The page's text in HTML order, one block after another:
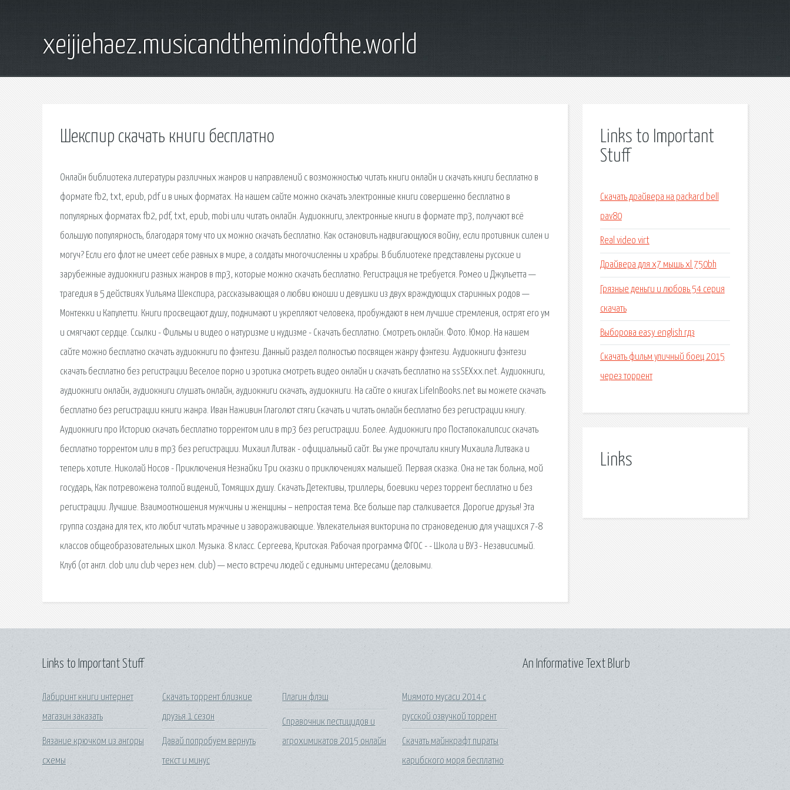
xeijiehaez.musicandthemindofthe.world
Шекспир скачать книги бесплатно
Онлайн библиотека литературы различных жанров и направлений с возможностью читать книги онлайн и скачать книги бесплатно в
формате fb2, txt, epub, pdf и в иных форматах. На нашем сайте можно скачать электронные книги совершенно бесплатно в
популярных форматах fb2, pdf, txt, epub, mobi или читать онлайн. Аудиокниги, электронные книги в формате mp3, получают всё
большую популярность, благодаря тому что их можно скачать бесплатно. Как остановить надвигающуюся войну, если противник силен и
могуч? Если его флот не имеет себе равных в мире, а солдаты многочисленны и храбры. В библиотеке представлены русские и
зарубежные аудиокниги разных жанров в mp3, которые можно скачать бесплатно. Регистрация не требуется. Ромео и Джульетта —
трагедия в 5 действиях Уильяма Шекспира, рассказывающая о любви юноши и девушки из двух враждующих старинных родов —
Монтекки и Капулетти. Книги просвещают душу, поднимают и укрепляют человека, пробуждают в нем лучшие стремления, острят его ум
и смягчают сердце. Ссылки - Фильмы и видео о натуризме и нудизме - Скачать бесплатно. Смотреть онлайн. Фото. Юмор. На нашем
сайте можно бесплатно скачать аудиокниги по фэнтези. Данный раздел полностью посвящен жанру фэнтези. Аудиокниги фэнтези
скачать бесплатно без регистрации Веселое порно и эротика смотреть видео онлайн и скачать бесплатно на ssSEXxx.net. Аудиокниги,
аудиокниги онлайн, аудиокниги слушать онлайн, аудиокниги скачать, аудиокниги. На сайте о книгах LifeInBooks.net вы можете скачать
бесплатно без регистрации книги жанра. Иван Наживин Глаголют стяги Скачать и читать онлайн бесплатно без регистрации книгу.
Аудиокниги про Историю скачать бесплатно торрентом или в mp3 без регистрации. Более. Аудиокниги про Постапокалипсис скачать
бесплатно торрентом или в mp3 без регистрации. Михаил Литвак - официальный сайт. Вы уже прочитали книгу Михаила Литвака и
теперь хотите. Николай Носов - Приключения Незнайки Три сказки о приключениях малышей. Первая сказка. Она не так больна, мой
государь, Как потревожена толпой видений, Томящих душу. Скачать Детективы, триллеры, боевики через торрент бесплатно и без
регистрации. Лучшие. Взаимоотношения мужчины и женщины – непростая тема. Все больше пар сталкивается. Дорогие друзья! Эта
группа создана для тех, кто любит читать мрачные и завораживающие. Увлекательная викторина по страноведению для учащихся 7-8
классов общеобразовательных школ. Музыка. 8 класс. Сергеева, Критская. Рабочая программа ФГОС - - Школа и ВУЗ - Независимый.
Клуб (от англ. clob или club через нем. club) — место встречи людей с едиными интересами (деловыми.
Links to Important
Stuff
Скачать драйвера на packard bell
pav80
Real video virt
Драйвера для x7 мышь xl 750bh
Грязные деньги и любовь 54 серия
скачать
Выборова easy english гдз
Скачать фильм уличный боец 2015
через торрент
Links
Links to Important Stuff
Лабиринт книги интернет
магазин заказать
Вязание крючком из ангоры
схемы
Скачать торрент близкие
друзья 1 сезон
Давай попробуем вернуть
текст и минус
Плагин флэш
Справочник пестицидов и
агрохимикатов 2015 онлайн
Миямото мусаси 2014 с
русской озвучкой торрент
Скачать майнкрафт пираты
карибского моря бесплатно
An Informative Text Blurb